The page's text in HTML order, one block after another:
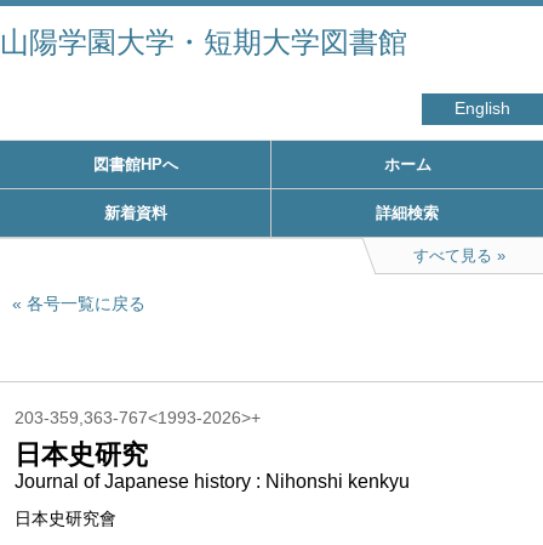
山陽学園大学・短期大学図書館
English
図書館HPへ ホーム
新着資料 詳細検索
すべて見る
各号一覧に戻る
203-359,363-767<1993-2026>+
日本史研究
Journal of Japanese history : Nihonshi kenkyu
日本史研究會